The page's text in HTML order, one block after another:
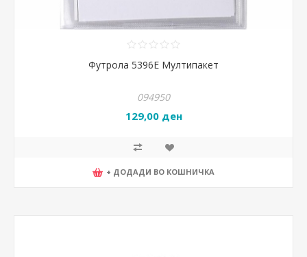
Футрола 5396Е Мултипакет
094950
129,00 ден
+ ДОДАДИ ВО КОШНИЧКА